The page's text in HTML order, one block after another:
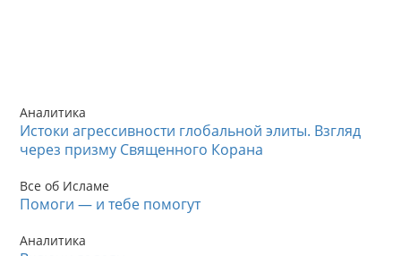
Аналитика
Истоки агрессивности глобальной элиты. Взгляд
через призму Священного Корана
Все об Исламе
Помоги — и тебе помогут
Аналитика